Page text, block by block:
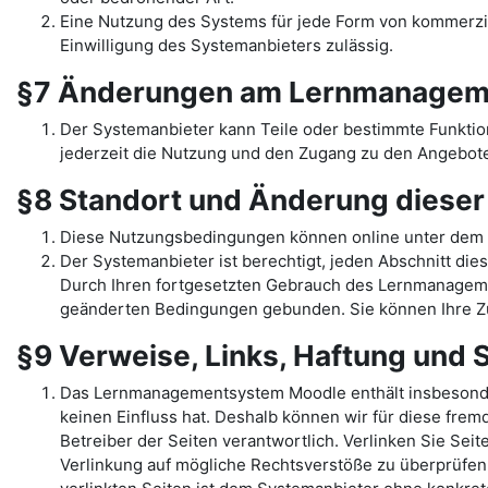
Eine Nutzung des Systems für jede Form von
Einwilligung des Systemanbieters zulässig.
§7 Änderungen am
Der Systemanbieter kann Teile oder bestimmte
jederzeit die Nutzung und den Zugang zu den
§8 Standort und Änderung
Diese Nutzungsbedingungen können online unter
Der Systemanbieter ist berechtigt, jeden Abschnitt
Durch Ihren fortgesetzten Gebrauch des
geänderten Bedingungen gebunden. Sie können Ihre
§9 Verweise, Links, Haftung und
Das Lernmanagementsystem Moodle enthält
keinen Einfluss hat. Deshalb können wir für diese
Betreiber der Seiten verantwortlich. Verlinken Sie
Verlinkung auf mögliche Rechtsverstöße zu